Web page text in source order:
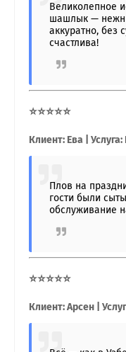
Великолепное
шашлык —
аккуратно, без
счастлива!
⭐⭐⭐⭐⭐
Клиент: Ева |
Плов на
гости были
обслуживание
⭐⭐⭐⭐⭐
Клиент: Арсен |